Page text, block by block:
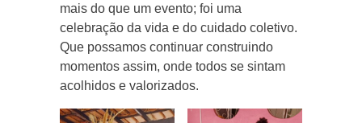
mais do que um evento; foi uma
celebração da vida e do cuidado coletivo.
Que possamos continuar construindo
momentos assim, onde todos se sintam
acolhidos e valorizados.